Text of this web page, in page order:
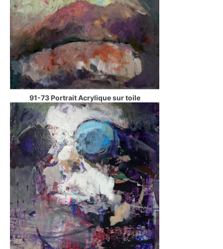
91-73 Portrait Acrylique sur toile